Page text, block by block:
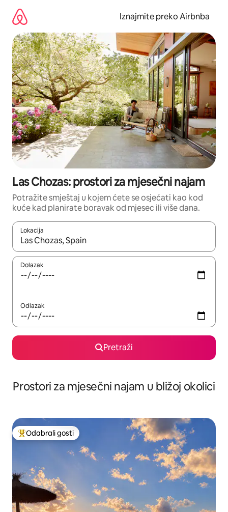
sadržaj
Iznajmite preko Airbnba
Las Chozas: prostori za mjesečni najam
Potražite smještaj u kojem ćete se osjećati kao kod
kuće kad planirate boravak od mjesec ili više dana.
Lokacija
Kada budu dostupni rezultati, moći ćete ih pregledati
Dolazak
Odlazak
Pretraži
Prostori za mjesečni najam u bližoj okolici
Među najviše rangiranima s oznakom „Odabrali gosti”
Odabrali gosti